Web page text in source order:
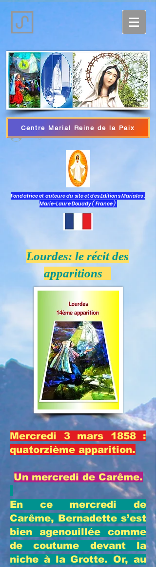
Log In
Centre Marial Reine de la Paix
Fondatrice et auteure du site et des Editions Mariales :
Marie-Laure Douady ( France )
Lourdes: le récit des
apparitions
Mercredi 3 mars 1858 :
quatorzième apparition.
Un mercredi de Carême.
En ce mercredi de
Carême, Bernadette s’est
bien agenouillée comme
de coutume devant la
niche à la Grotte. Or, au